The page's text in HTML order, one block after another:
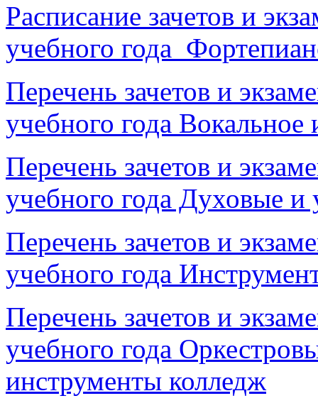
Расписание зачетов и
учебного года
Перечень зачетов и
учебного года Вокальное
Перечень зачетов и
учебного года Духовые
Перечень зачетов и
учебного года
Перечень зачетов и
учебного года
инструменты колледж